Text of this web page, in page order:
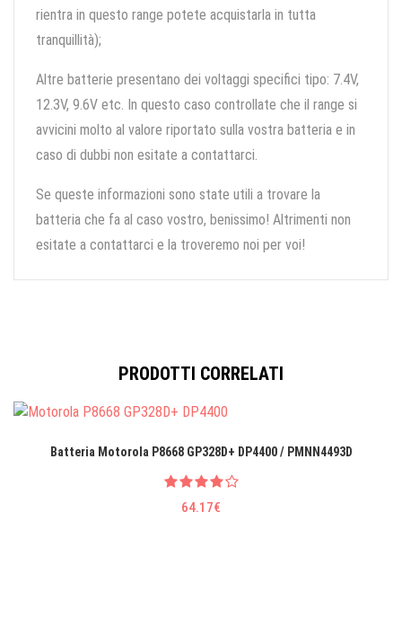
rientra in questo range potete acquistarla in tutta
tranquillità);
Altre batterie presentano dei voltaggi specifici tipo: 7.4V,
12.3V, 9.6V etc. In questo caso controllate che il range si
avvicini molto al valore riportato sulla vostra batteria e in
caso di dubbi non esitate a contattarci.
Se queste informazioni sono state utili a trovare la
batteria che fa al caso vostro, benissimo! Altrimenti non
esitate a contattarci e la troveremo noi per voi!
PRODOTTI CORRELATI
Batteria Motorola P8668 GP328D+ DP4400 / PMNN4493D
64.17€